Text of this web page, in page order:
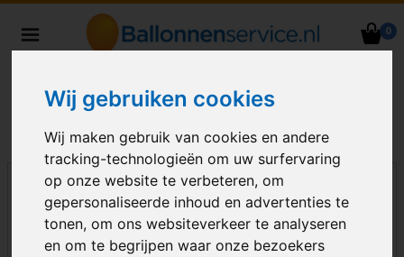
Wij gebruiken cookies
Wij maken gebruik van cookies en andere
tracking-technologieën om uw surfervaring
op onze website te verbeteren, om
gepersonaliseerde inhoud en advertenties te
tonen, om ons websiteverkeer te analyseren
en om te begrijpen waar onze bezoekers
0
Nederland